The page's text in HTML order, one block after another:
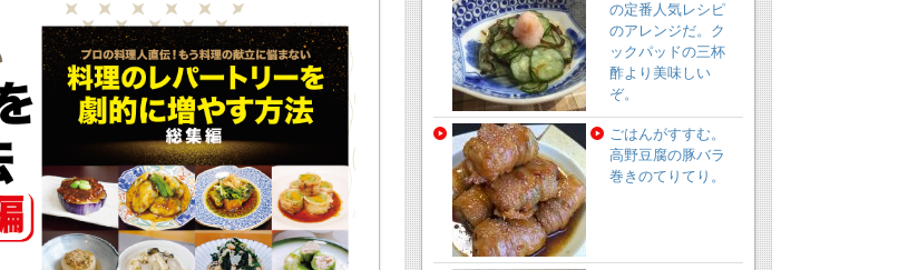
の定番人気レシピ
のアレンジだ。ク
ックパッドの三杯
酢より美味しい
ぞ。
ごはんがすすむ。
高野豆腐の豚バラ
巻きのてりてり。